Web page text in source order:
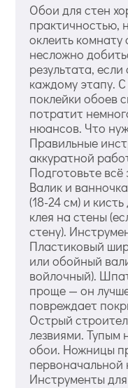
Обои для стен
практичностью,
оклеить
несложно
результата,
каждому этапу.
поклейки обоев
потратит
нюансов. Что
Правильные
аккуратной
Подготовьте
Валик и
(18-24 см) и
клея на стены
стену).
Пластиковый
или обойный
войлочный).
проще — он
повреждает
Острый
лезвиями. Тупым
обои. Ножницы
первоначальной
Инструменты